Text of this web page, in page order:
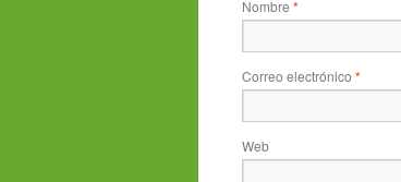
Nombre *
Correo electrónico *
Web